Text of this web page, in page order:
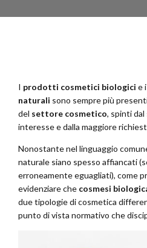
I prodotti cosmetici biologici e i
naturali sono sempre più
del settore cosmetico, spinti
interesse e dalla maggiore
Nonostante nel linguaggio
naturale siano spesso affiancati
erroneamente eguagliati), come
evidenziare che cosmesi
due tipologie di cosmetica
punto di vista normativo che